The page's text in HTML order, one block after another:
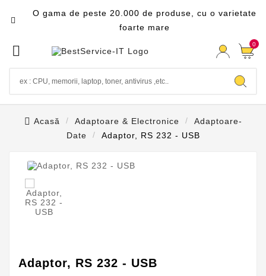

O gama de peste 20.000 de produse, cu o varietate
foarte mare
 0
Acasă Adaptoare & Electronice
Adaptoare-
Date
Adaptor, RS 232 - USB
Adaptor, RS 232 - USB